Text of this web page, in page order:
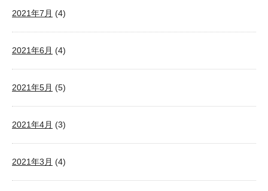
2021年7月 (4)
2021年6月 (4)
2021年5月 (5)
2021年4月 (3)
2021年3月 (4)